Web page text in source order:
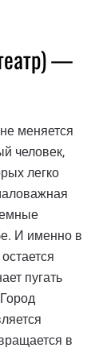
—
меняется
человек,
легко
И именно в
пугать
в